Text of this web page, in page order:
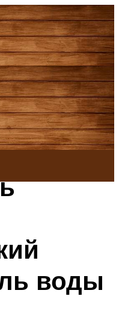
воды